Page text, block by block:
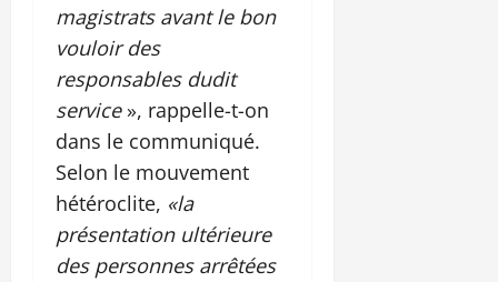
magistrats avant le bon
vouloir des
responsables dudit
service», rappelle-t-on
dans le communiqué.
Selon le mouvement
hétéroclite, «la
présentation ultérieure
des personnes arrêtées